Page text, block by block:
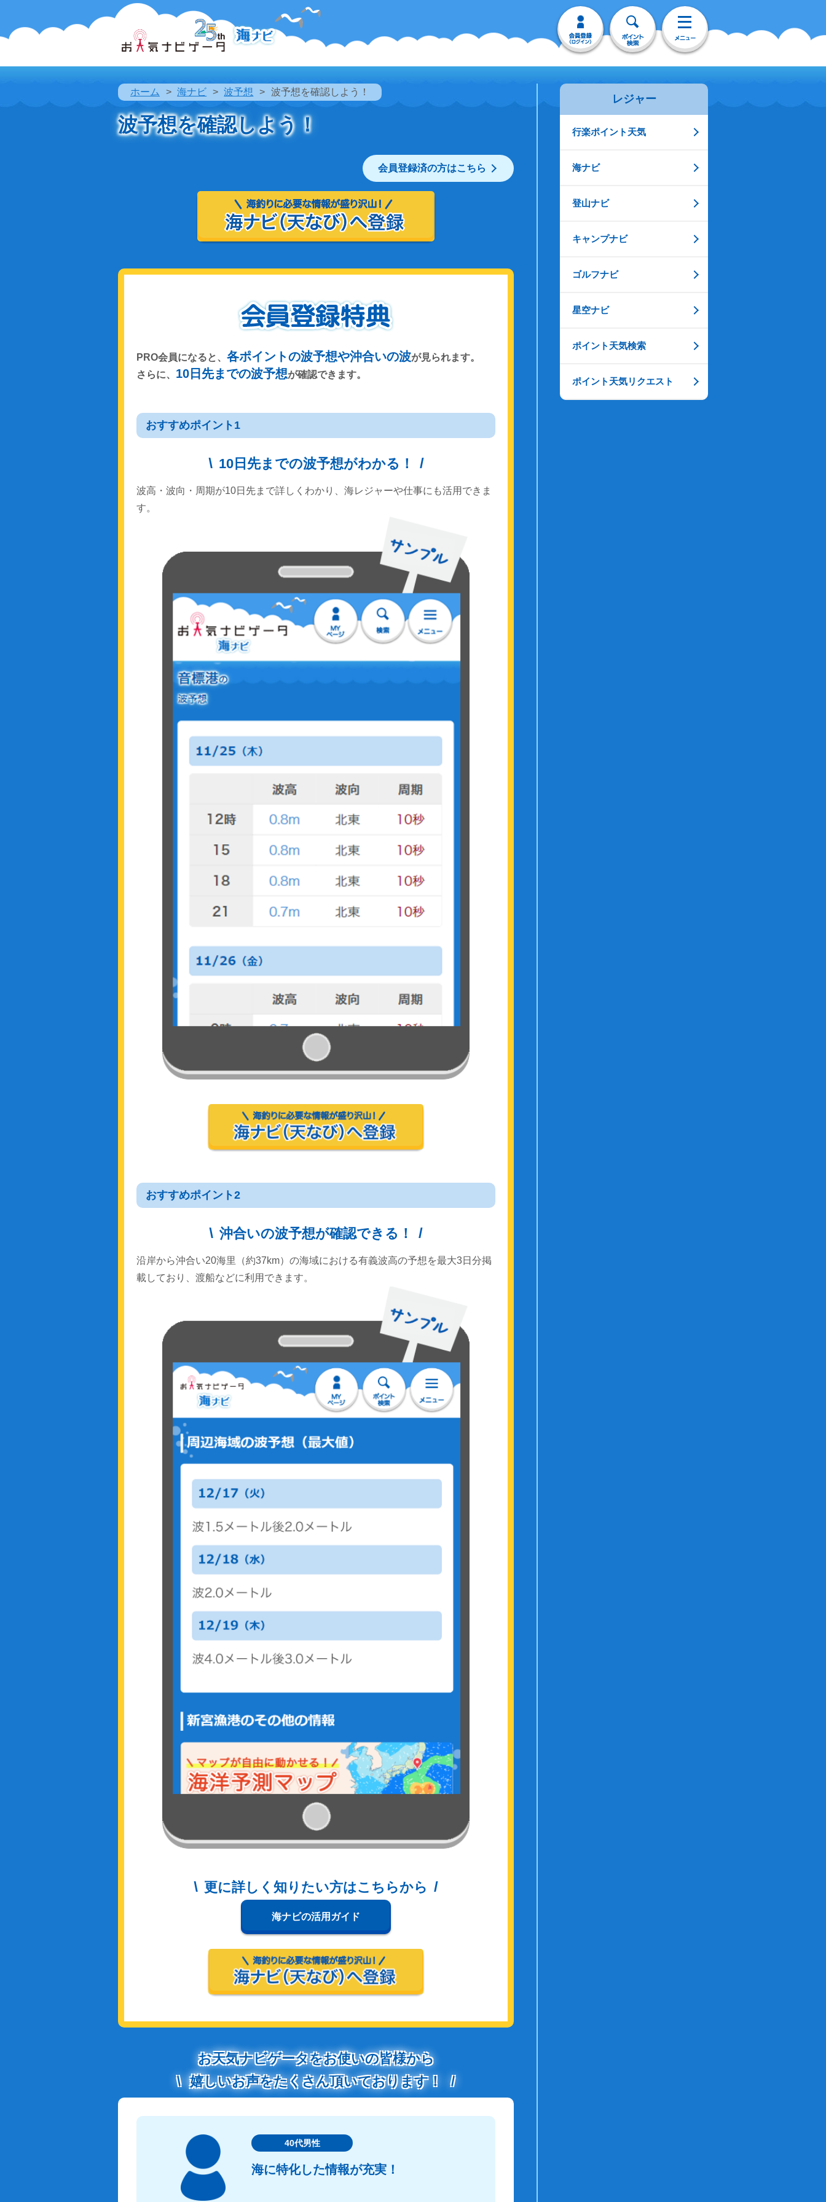
ホーム 海ナビ 波予想 波予想を確認しよう！
波予想を確認しよう！
会員登録済の方はこちら
PRO会員になると、 各ポイントの波予想や沖合いの波が見られます。
さらに、 10日先までの波予想が確認できます。
おすすめポイント1
10日先までの波予想がわかる！
波高・波向・周期が10日先まで詳しくわかり、海レジャーや仕事にも活用できま
す。
おすすめポイント2
沖合いの波予想が確認できる！
沿岸から沖合い20海里（約37km）の海域における有義波高の予想を最大3日分掲
載しており、渡船などに利用できます。
更に詳しく知りたい方はこちらから
海ナビの活用ガイド
お天気ナビゲータをお使いの皆様から
嬉しいお声をたくさん頂いております！
40代男性
海に特化した情報が充実！
レジャー
行楽ポイント天気
海ナビ
登山ナビ
キャンプナビ
ゴルフナビ
星空ナビ
ポイント天気検索
ポイント天気リクエスト